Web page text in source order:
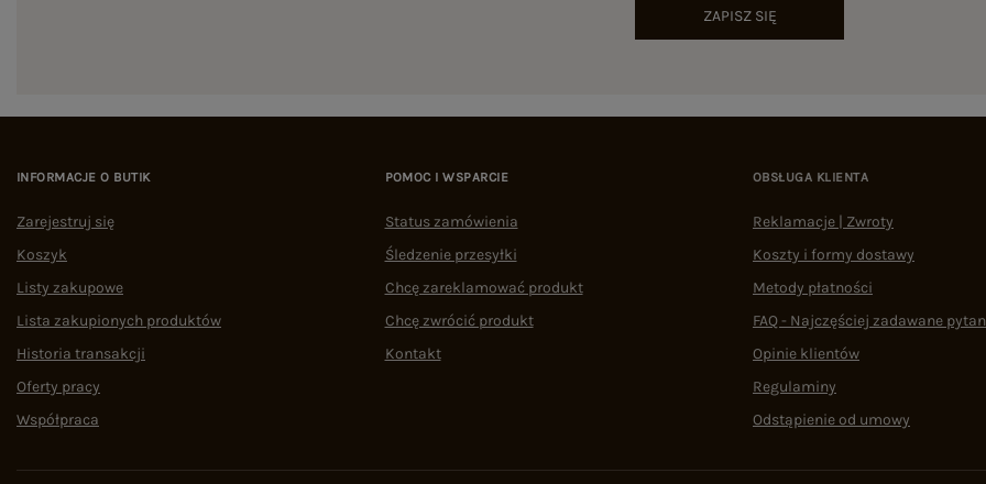
ZAPISZ SIĘ
INFORMACJE O BUTIK
Zarejestruj się
Koszyk
Listy zakupowe
Lista zakupionych produktów
Historia transakcji
Oferty pracy
Współpraca
POMOC I WSPARCIE
Status zamówienia
Śledzenie przesyłki
Chcę zareklamować produkt
Chcę zwrócić produkt
Kontakt
OBSŁUGA KLIENTA
Reklamacje | Zwroty
Koszty i formy dostawy
Metody płatności
FAQ - Najczęściej zadawane
Opinie klientów
Regulaminy
Odstąpienie od umowy